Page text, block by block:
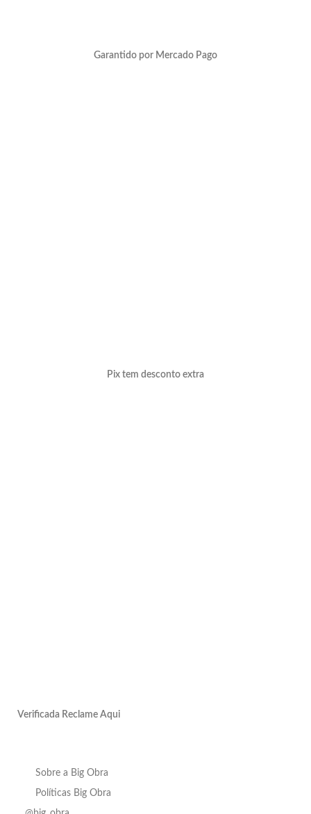
Garantido por Mercado Pago
Pix tem desconto extra
Verificada Reclame Aqui
Sobre a Big Obra
Políticas Big Obra